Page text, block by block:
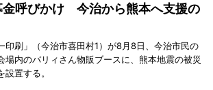
金呼びかけ 今治から熊本へ支援の
印刷」（今治市喜田村1）が8月8日、今治市民の
場内のバリィさん物販ブースに、熊本地震の被災
置する。